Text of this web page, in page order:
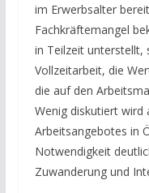
im Erwerbsalter
Fachkräftemangel
in Teilzeit unterstellt,
Vollzeitarbeit, die
die auf den
Wenig diskutiert wird
Arbeitsangebotes in
Notwendigkeit
Zuwanderung und